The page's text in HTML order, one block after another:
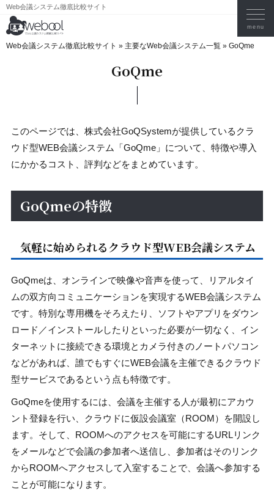
Web会議システム徹底比較サイト
Web会議システム徹底比較サイト » 主要なWeb会議システム一覧 » GoQme
GoQme
このページでは、株式会社GoQSystemが提供しているクラ
ウド型WEB会議システム「GoQme」について、特徴や導入
にかかるコスト、評判などをまとめています。
GoQmeの特徴
気軽に始められるクラウド型WEB会議システム
GoQmeは、オンラインで映像や音声を使って、リアルタイ
ムの双方向コミュニケーションを実現するWEB会議システム
です。特別な専用機をそろえたり、ソフトやアプリをダウン
ロード／インストールしたりといった必要が一切なく、イン
ターネットに接続できる環境とカメラ付きのノートパソコン
などがあれば、誰でもすぐにWEB会議を主催できるクラウド
型サービスであるという点も特徴です。
GoQmeを使用するには、会議を主催する人が最初にアカウ
ント登録を行い、クラウドに仮設会議室（ROOM）を開設し
ます。そして、ROOMへのアクセスを可能にするURLリンク
をメールなどで会議の参加者へ送信し、参加者はそのリンク
からROOMへアクセスして入室することで、会議へ参加する
ことが可能になります。